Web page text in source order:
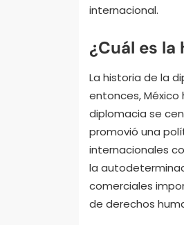
internacional.
¿Cuál es
La historia de la
entonces, México
diplomacia se
promovió una
internacionales
la
comerciales
de derechos